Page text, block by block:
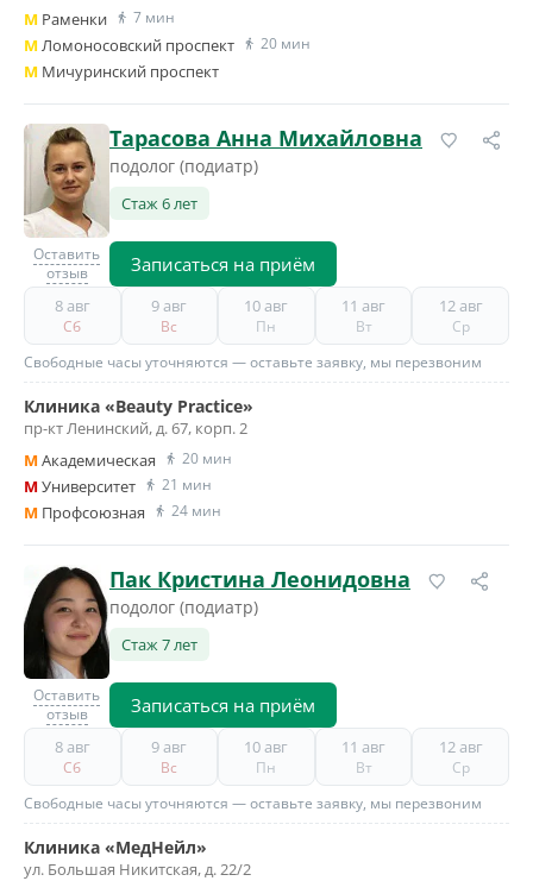
M Раменки 7 мин
MЛомоносовский проспект 20 мин
M Мичуринский проспект
Оставить
отзыв
Тарасова Анна Михайловна
подолог (подиатр)
Стаж 6 лет
Записаться на приём
8 авг
Сб
9 авг
Вс
10 авг
Пн
11 авг
Вт
12 авг
Ср
Свободные часы уточняются — оставьте заявку, мы перезвоним
Клиника «Beauty Practice»
пр-кт Ленинский, д. 67, корп. 2
MАкадемическая 20 мин
MУниверситет 21 мин
M Профсоюзная 24 мин
Оставить
отзыв
Пак Кристина Леонидовна
подолог (подиатр)
Стаж 7 лет
Записаться на приём
8 авг
Сб
9 авг
Вс
10 авг
Пн
11 авг
Вт
12 авг
Ср
Свободные часы уточняются — оставьте заявку, мы перезвоним
Клиника «МедНейл»
ул. Большая Никитская, д. 22/2